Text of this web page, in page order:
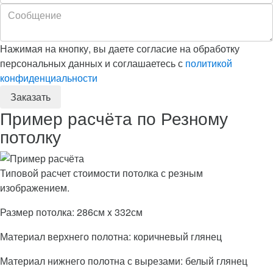
Нажимая на кнопку, вы даете согласие на обработку
персональных данных и соглашаетесь с политикой
конфиденциальности
Пример расчёта по Резному
потолку
Типовой расчет стоимости потолка с резным
изображением.
Размер потолка: 286см x 332см
Материал верхнего полотна: коричневый глянец
Материал нижнего полотна с вырезами: белый глянец